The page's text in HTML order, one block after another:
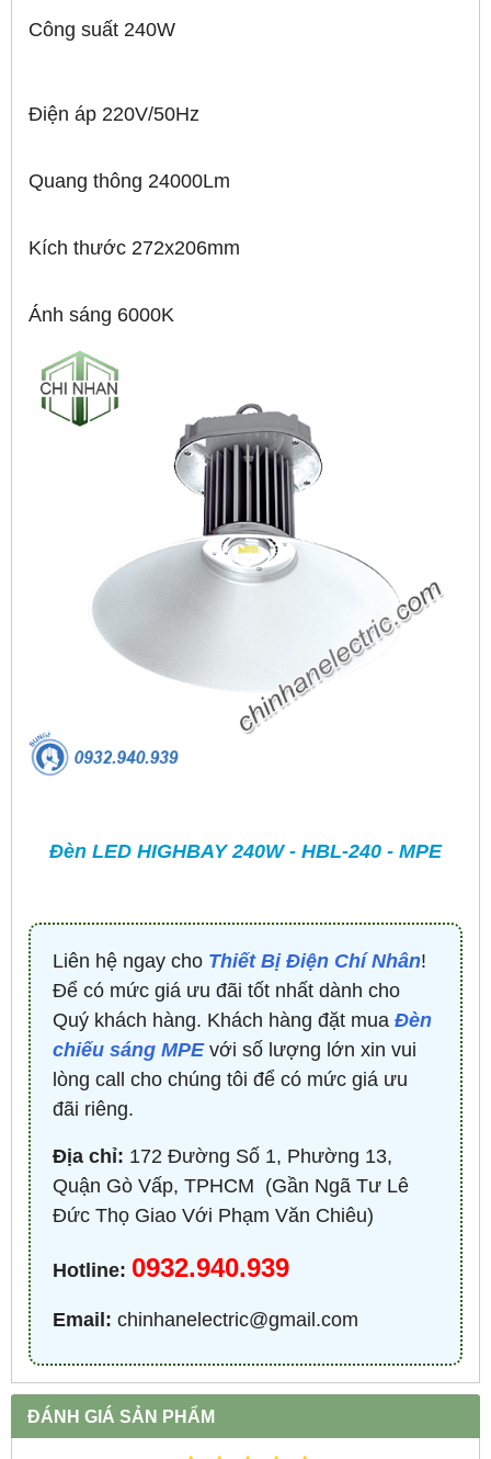
Công suất 240W
Điện áp 220V/50Hz
Quang thông 24000Lm
Kích thước 272x206mm
Ánh sáng 6000K
Đèn LED HIGHBAY 240W - HBL-240 - MPE
Liên hệ ngay cho Thiết Bị Điện Chí Nhân!
Để có mức giá ưu đãi tốt nhất dành cho
Quý khách hàng. Khách hàng đặt mua Đèn
chiếu sáng MPEvới số lượng lớn xin vui
lòng call cho chúng tôi để có mức giá ưu
đãi riêng.
Địa chỉ: 172 Đường Số 1, Phường 13,
Quận Gò Vấp, TPHCM ​ (Gần Ngã Tư Lê
Đức Thọ Giao Với Phạm Văn Chiêu)
Hotline: 0932.940.939
Email: chinhanelectric@gmail.com
ĐÁNH GIÁ SẢN PHẨM